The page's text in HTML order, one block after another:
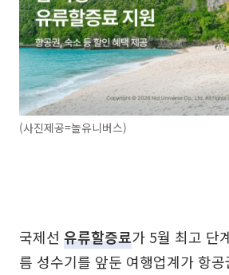
(사진제공=놀유니버스)
국제선 유류할증료가 5월 최고 단
름 성수기를 앞둔 여행업계가 항